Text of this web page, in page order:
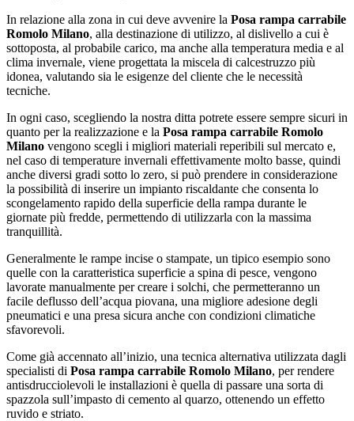
In relazione alla zona in cui deve avvenire la Posa rampa carrabile
Romolo Milano, alla destinazione di utilizzo, al dislivello a cui è
sottoposta, al probabile carico, ma anche alla temperatura media e al
clima invernale, viene progettata la miscela di calcestruzzo più
idonea, valutando sia le esigenze del cliente che le necessità
tecniche.
In ogni caso, scegliendo la nostra ditta potrete essere sempre sicuri in
quanto per la realizzazione e la Posa rampa carrabile Romolo
Milano vengono scegli i migliori materiali reperibili sul mercato e,
nel caso di temperature invernali effettivamente molto basse, quindi
anche diversi gradi sotto lo zero, si può prendere in considerazione
la possibilità di inserire un impianto riscaldante che consenta lo
scongelamento rapido della superficie della rampa durante le
giornate più fredde, permettendo di utilizzarla con la massima
tranquillità.
Generalmente le rampe incise o stampate, un tipico esempio sono
quelle con la caratteristica superficie a spina di pesce, vengono
lavorate manualmente per creare i solchi, che permetteranno un
facile deflusso dell’acqua piovana, una migliore adesione degli
pneumatici e una presa sicura anche con condizioni climatiche
sfavorevoli.
Come già accennato all’inizio, una tecnica alternativa utilizzata dagli
specialisti di Posa rampa carrabile Romolo Milano, per rendere
antisdrucciolevoli le installazioni è quella di passare una sorta di
spazzola sull’impasto di cemento al quarzo, ottenendo un effetto
ruvido e striato.